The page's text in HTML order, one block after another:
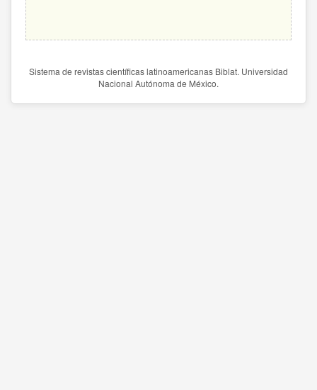
Sistema de revistas científicas latinoamericanas Biblat. Universidad
Nacional Autónoma de México.